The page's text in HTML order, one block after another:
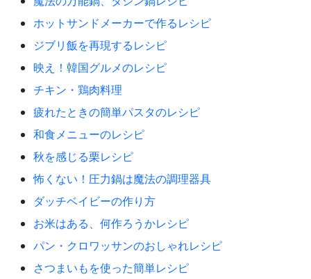
ホットサンドメーカーで作るレシピ
ジブリ飯を再現するレシピ
映え！韓国グルメのレシピ
チキン・鶏肉料理
疲れたときの簡単パスタのレシピ
和食メニューのレシピ
秋を感じる栗レシピ
怖くない！圧力鍋は魔法の調理器具
ダッチベイビーの作り方
お米はある、何作ろうかレシピ
パン・クロワッサンのおしゃれレシピ
さつまいもを使った簡単レシピ